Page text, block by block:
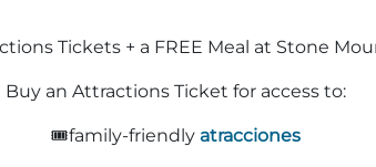
Tickets + a FREE Meal at Stone
Buy an Attractions Ticket for access to:
🎟️family-friendly atracciones